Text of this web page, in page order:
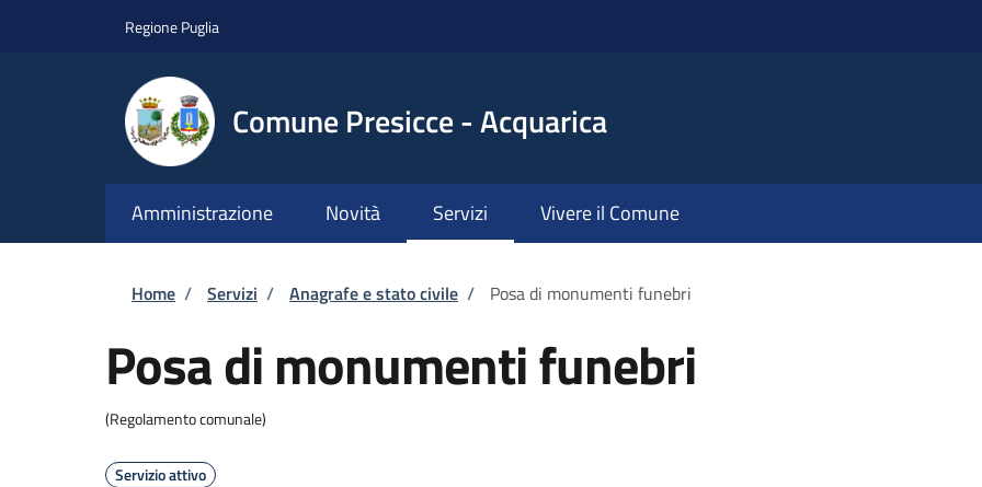
Regione Puglia
Comune Presicce - Acquarica
Amministrazione Novità Servizi Vivere il Comune
Briciole di pane
Home / Servizi / Anagrafe e stato civile / Posa di monumenti funebri
Posa di monumenti funebri
(Regolamento comunale)
Servizio attivo